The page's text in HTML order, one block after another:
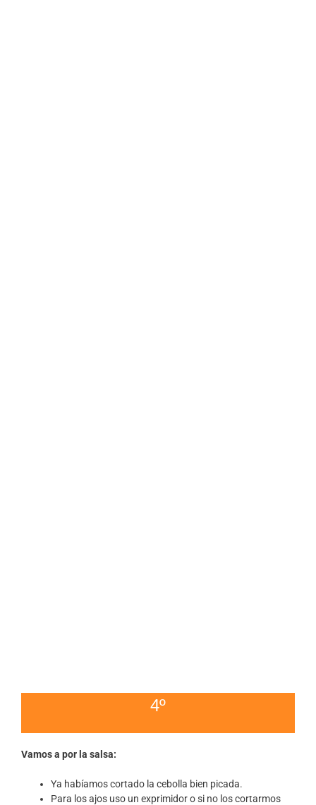
4º
Vamos a por la salsa:
Ya habíamos cortado la cebolla bien picada.
Para los ajos uso un exprimidor o si no los cortarmos